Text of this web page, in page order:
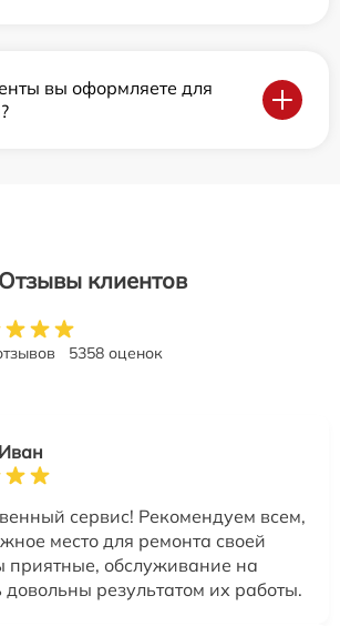
вы оформляете для
Отзывы клиентов
5358 оценок
сервис! Рекомендуем всем,
место для ремонта своей
приятные, обслуживание на
результатом их работы.